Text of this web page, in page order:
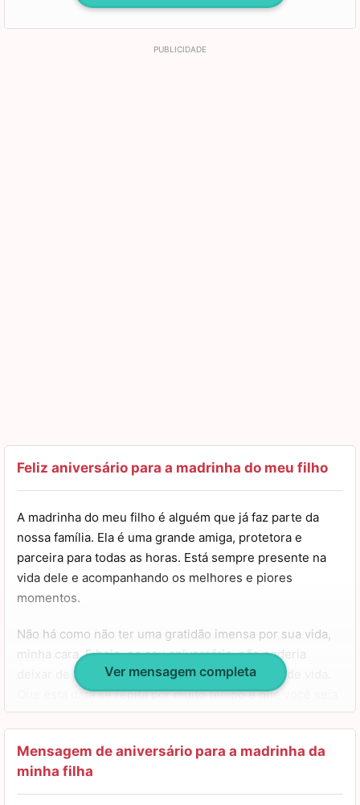
É por isso que esperamos que toda a bondade e amor
que você espalha volte para você. Admiramos muito a
Feliz aniversário para a madrinha do meu filho
A madrinha do meu filho é alguém que já faz parte da
nossa família. Ela é uma grande amiga, protetora e
parceira para todas as horas. Está sempre presente na
vida dele e acompanhando os melhores e piores
momentos.
Não há como não ter uma gratidão imensa por sua vida,
minha cara. E hoje, no seu aniversário, não poderia
deixar de lhe desejar muitas felicidades e anos de vida.
Que esta data se repita por muito tempo e que você seja
uma pessoa muito realizada.
Espero que possamos celebrar diversas datas especiais
assim no futuro. Gostamos muito da sua companhia e
estamos sempre enviando energias positivas para você.
Ver mensagem completa
Mensagem de aniversário para a madrinha da
minha filha